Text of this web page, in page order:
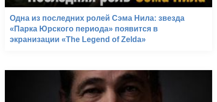
Одна из последних ролей Сэма Нила: звезда
«Парка Юрского периода» появится в
экранизации «The Legend of Zelda»